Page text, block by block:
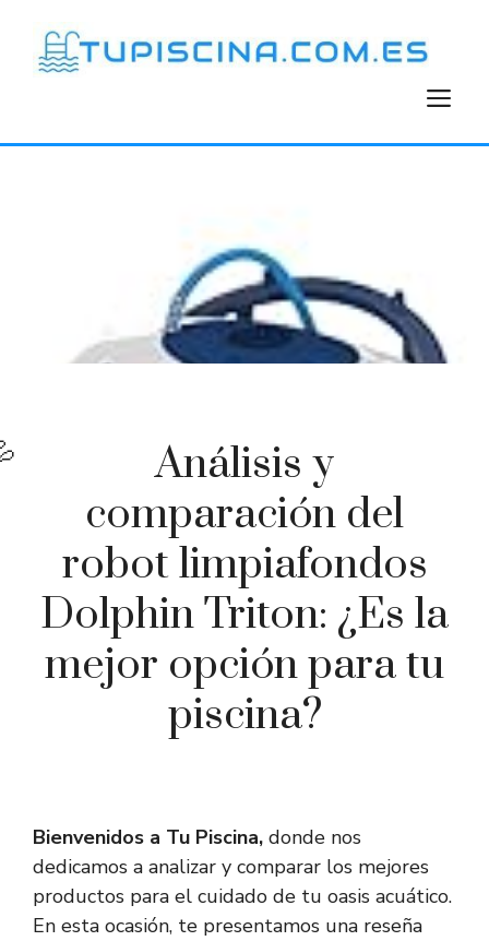
contenido
Análisis y
comparación del
robot limpiafondos
Dolphin Triton: ¿Es la
mejor opción para tu
piscina?
Bienvenidos a Tu Piscina, donde nos
dedicamos a analizar y comparar los mejores
productos para el cuidado de tu oasis acuático.
En esta ocasión, te presentamos una reseña